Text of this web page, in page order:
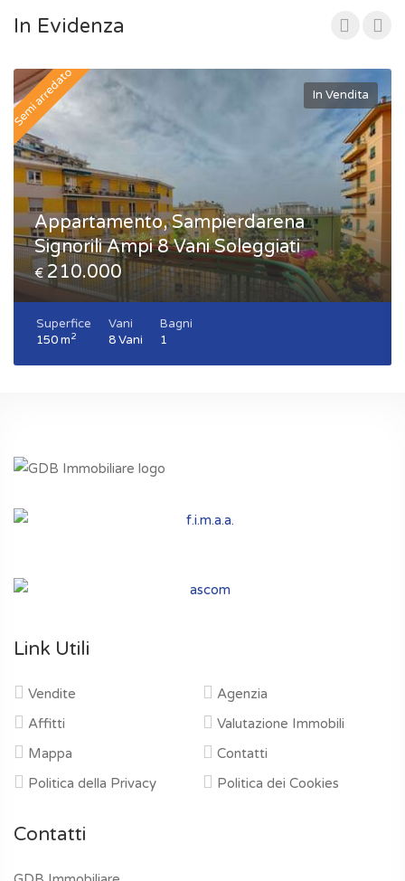
In Evidenza
In Vendita
Appartamento, Sampierdarena
Signorili Ampi 8 Vani Soleggiati
€ 210.000
Superfice
150 m2
Vani
8 Vani
Bagni
1
Semi arredato
Link Utili
Vendite
Affitti
Mappa
Politica della Privacy
Agenzia
Valutazione Immobili
Contatti
Politica dei Cookies
Contatti